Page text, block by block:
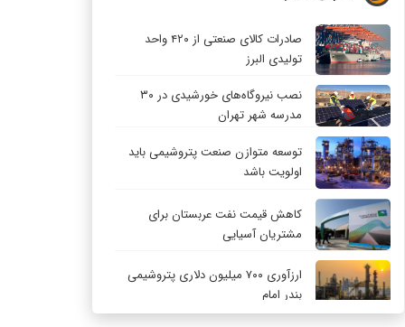
صادرات کالای صنعتی از ۴۲۰ واحد
تولیدی البرز
نصب نیروگاه‌های خورشیدی در ۳۰
مدرسه شهر تهران
توسعه متوازن صنعت پتروشیمی باید
اولویت باشد
کاهش قیمت نفت عربستان برای
مشتریان آسیایی
ارزآوری ۷۰۰ میلیون دلاری پتروشیمی
بندر امام